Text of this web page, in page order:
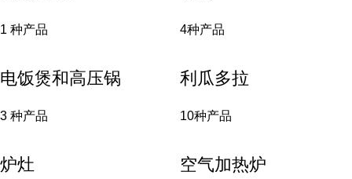
1 种产品 4种产品
电饭煲和高压锅
3 种产品
利瓜多拉
10种产品
炉灶 空气加热炉